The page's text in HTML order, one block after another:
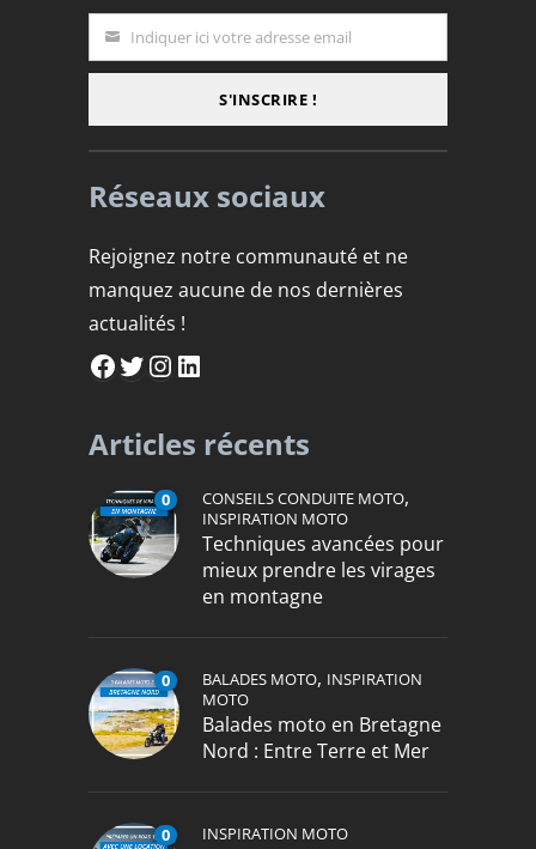
EmailIndiquer ici votre adresse email
S'INSCRIRE !
Réseaux sociaux
Rejoignez notre communauté et ne
manquez aucune de nos dernières
actualités !
Facebook
Twitter
Instagram
Articles récents
0 CONSEILS CONDUITE MOTO,
INSPIRATION MOTO
Techniques avancées pour
mieux prendre les virages
en montagne
0 BALADES MOTO, INSPIRATION
MOTO
Balades moto en Bretagne
Nord : Entre Terre et Mer
0 INSPIRATION MOTO